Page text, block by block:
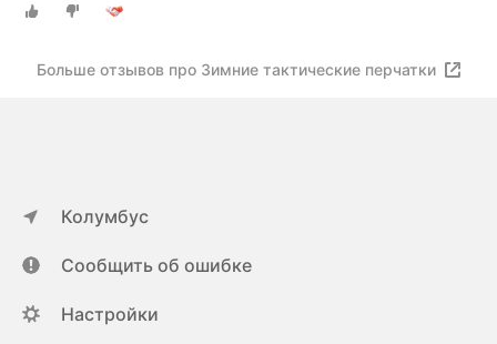
Больше отзывов про Зимние тактические перчатки
Колумбус
Сообщить об ошибке
Настройки